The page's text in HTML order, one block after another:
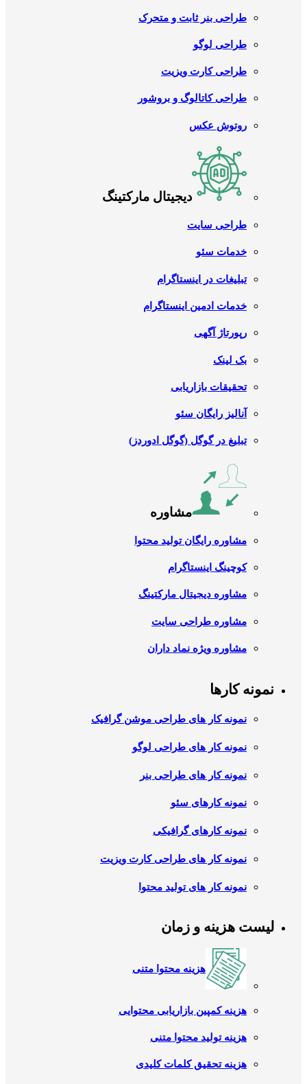
طراحی بنر ثابت و متحرک
طراحی لوگو
طراحی کارت ویزیت
طراحی کاتالوگ و بروشور
روتوش عکس
دیجیتال مارکتینگ
طراحی سایت
خدمات سئو
تبلیغات در اینستاگرام
خدمات ادمین اینستاگرام
رپورتاژ آگهی
بک لینک
تحقیقات بازاریابی
آنالیز رایگان سئو
تبلیغ در گوگل (گوگل ادوردز)
مشاوره
مشاوره رایگان تولید محتوا
کوچینگ اینستاگرام
مشاوره دیجیتال مارکتینگ
مشاوره طراحی سایت
مشاوره ویژه نماد داران
نمونه کارها
نمونه کار های طراحی موشن گرافیک
نمونه کار های طراحی لوگو
نمونه کار های طراحی بنر
نمونه کارهای سئو
نمونه کارهای گرافیکی
نمونه کار های طراحی کارت ویزیت
نمونه کار های تولید محتوا
لیست هزینه و زمان
هزینه محتوا متنی
هزینه کمپین بازاریابی محتوایی
هزینه تولید محتوا متنی
هزینه تحقیق کلمات کلیدی